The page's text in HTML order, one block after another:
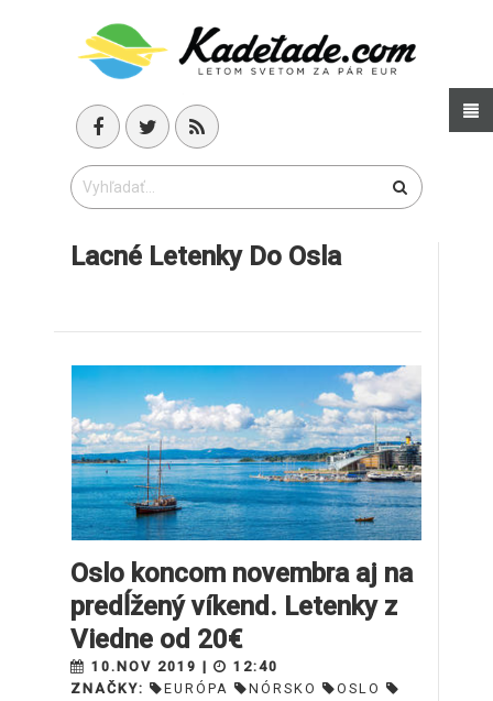
Lacné Letenky Do Osla
Oslo koncom novembra aj na
predĺžený víkend. Letenky z
Viedne od 20€
10.NOV 2019 |
12:40
ZNAČKY:
EURÓPA NÓRSKO
OSLO